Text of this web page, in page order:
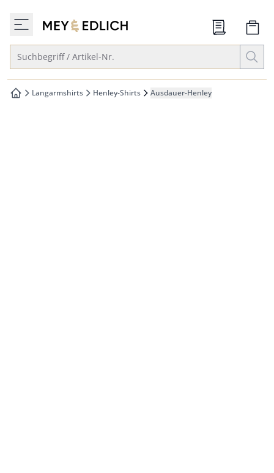
springen
springen
zur Startseite
Suchbegriff / Artikel-Nr.
zur Startseite
Langarmshirts Henley-Shirts Ausdauer-Henley